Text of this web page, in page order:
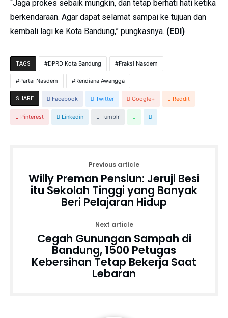
“Jaga prokes sebaik mungkin, dan tetap berhati hati ketika
berkendaraan. Agar dapat selamat sampai ke tujuan dan
kembali lagi ke Kota Bandung,” pungkasnya. (EDI)
TAGS DPRD Kota Bandung Fraksi Nasdem
Partai Nasdem Rendiana Awangga
SHARE Facebook Twitter Google+ Reddit
Pinterest Linkedin Tumblr
Previous article
Willy Preman Pensiun: Jeruji Besi
itu Sekolah Tinggi yang Banyak
Beri Pelajaran Hidup
Next article
Cegah Gunungan Sampah di
Bandung, 1500 Petugas
Kebersihan Tetap Bekerja Saat
Lebaran